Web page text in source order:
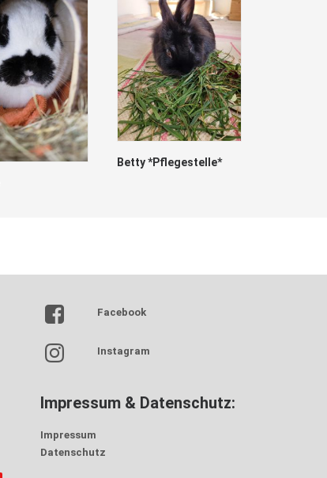
Betty *Pflegestelle*
Facebook
Instagram
Impressum & Datenschutz:
Impressum
Datenschutz